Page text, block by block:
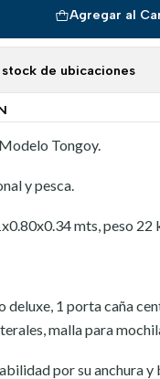
Agregar al
de ubicaciones
Tongoy.
y pesca.
mts, peso 22
deluxe, 1 porta caña
malla para
por su anchura